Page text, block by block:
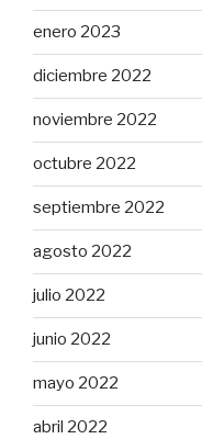
enero 2023
diciembre 2022
noviembre 2022
octubre 2022
septiembre 2022
agosto 2022
julio 2022
junio 2022
mayo 2022
abril 2022